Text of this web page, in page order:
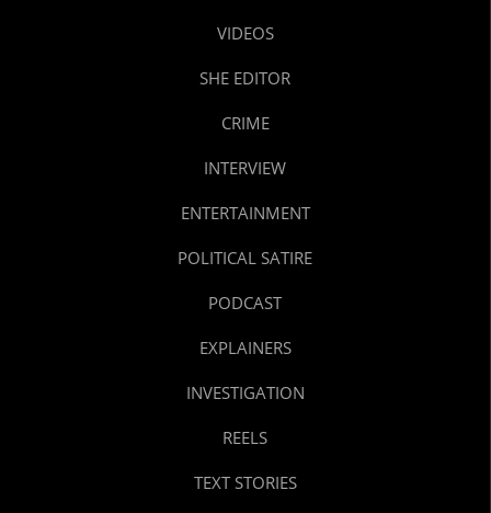
VIDEOS
SHE EDITOR
CRIME
INTERVIEW
ENTERTAINMENT
POLITICAL SATIRE
PODCAST
EXPLAINERS
INVESTIGATION
REELS
TEXT STORIES